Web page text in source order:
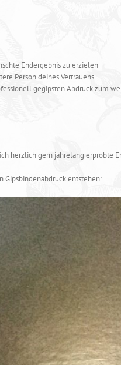
Endergebnis zu erzielen
Person deines Vertrauens
gegipsten Abdruck zum
herzlich gern jahrelang erprobte
Gipsbindenabdruck entstehen: